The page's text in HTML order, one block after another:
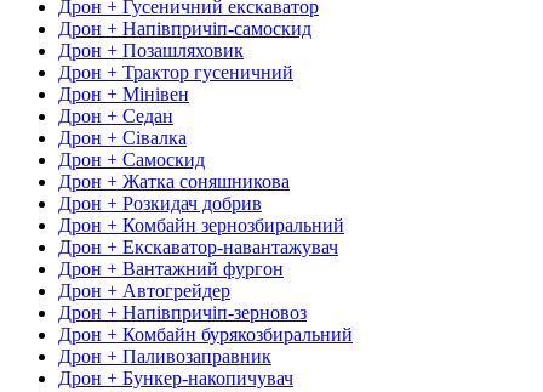
Дрон + Гусеничний екскаватор
Дрон + Напівпричіп-самоскид
Дрон + Позашляховик
Дрон + Трактор гусеничний
Дрон + Мінівен
Дрон + Седан
Дрон + Сівалка
Дрон + Самоскид
Дрон + Жатка соняшникова
Дрон + Розкидач добрив
Дрон + Комбайн зернозбиральний
Дрон + Екскаватор-навантажувач
Дрон + Вантажний фургон
Дрон + Автогрейдер
Дрон + Напівпричіп-зерновоз
Дрон + Комбайн бурякозбиральний
Дрон + Паливозаправник
Дрон + Бункер-накопичувач